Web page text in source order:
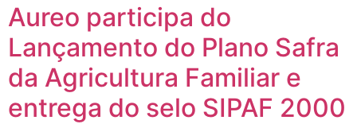
Aureo participa do
Lançamento do Plano Safra
da Agricultura Familiar e
entrega do selo SIPAF 2000